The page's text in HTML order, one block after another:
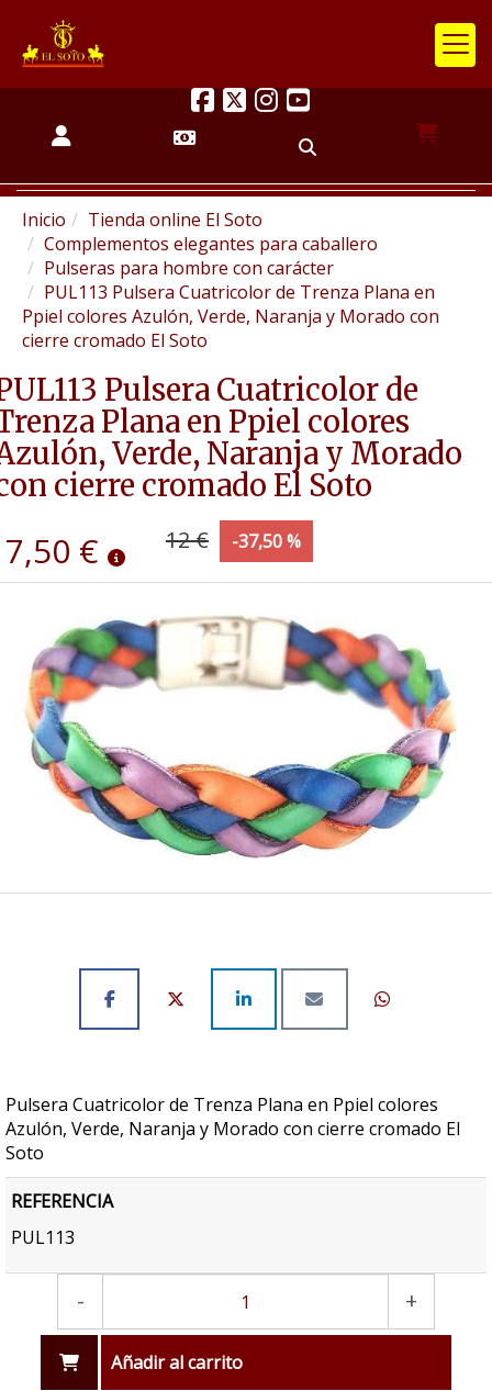
Inicio
Tienda online El Soto
Complementos elegantes para caballero
Pulseras para hombre con carácter
PUL113 Pulsera Cuatricolor de Trenza Plana en
Ppiel colores Azulón, Verde, Naranja y Morado con
cierre cromado El Soto
Pulsera Cuatricolor de
Plana en Ppiel colores
Verde, Naranja y Morado
cierre cromado El Soto
7,50 € 12 € -37,50 %
Pulsera Cuatricolor de Trenza Plana en Ppiel colores
Azulón, Verde, Naranja y Morado con cierre cromado El
Soto
REFERENCIA
PUL113
- +
Añadir al carrito